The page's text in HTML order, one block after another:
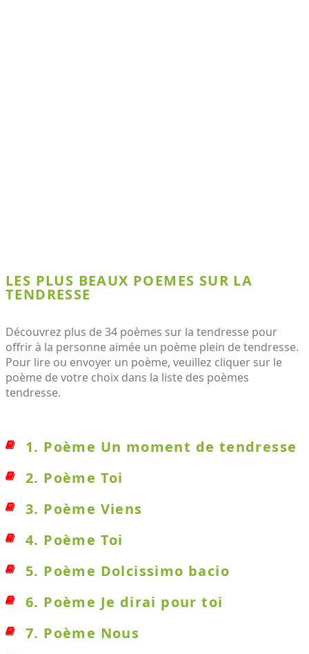
LES PLUS BEAUX POEMES SUR LA
TENDRESSE
Découvrez plus de 34 poèmes sur la tendresse pour
offrir à la personne aimée un poème plein de tendresse.
Pour lire ou envoyer un poème, veuillez cliquer sur le
poème de votre choix dans la liste des poèmes
tendresse.
1. Poème Un moment de tendresse
2. Poème Toi
3. Poème Viens
4. Poème Toi
5. Poème Dolcissimo bacio
6. Poème Je dirai pour toi
7. Poème Nous